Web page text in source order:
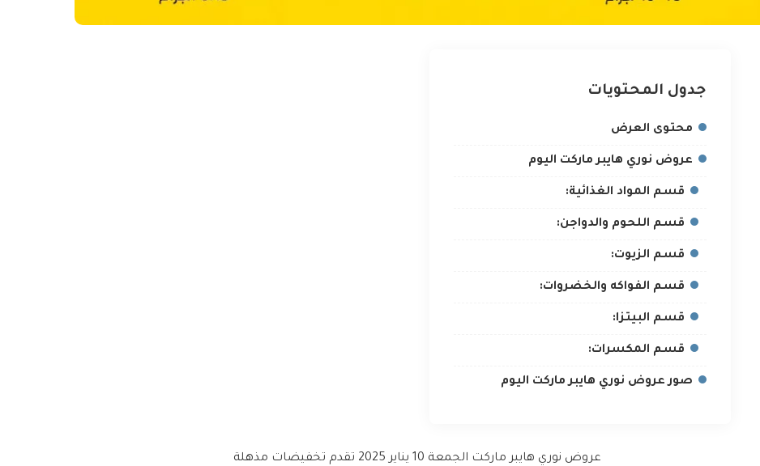
جدول المحتويات
محتوى العرض
عروض نوري هايبر ماركت اليوم
قسم المواد الغذائية:
قسم اللحوم والدواجن:
قسم الزيوت:
قسم الفواكه والخضروات:
قسم البيتزا:
قسم المكسرات:
صور عروض نوري هايبر ماركت اليوم
عروض نوري هايبر ماركت الجمعة 10 يناير 2025 تقدم تخفيضات مذهلة